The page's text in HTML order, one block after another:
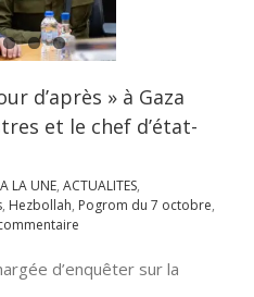
d’après » à Gaza
et le chef d’état-
A LA UNE, ACTUALITES,
, Hezbollah, Pogrom du 7 octobre,
d’enquêter sur la